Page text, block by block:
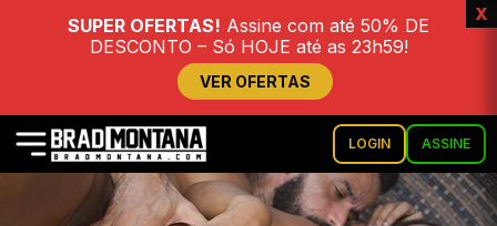
SUPER OFERTAS! Assine com até 50% DE
DESCONTO – Só HOJE até as 23h59!
VER OFERTAS
x
LOGIN ASSINE